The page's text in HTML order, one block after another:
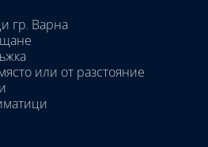
гр. Варна
или от разстояние